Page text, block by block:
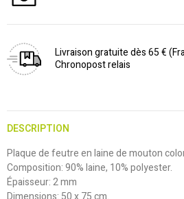
Livraison gratuite dès 65 €
Chronopost relais
DESCRIPTION
Plaque de feutre en laine de mouton
Composition: 90% laine, 10% polyester.
Épaisseur: 2 mm